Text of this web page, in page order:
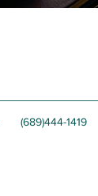
(689)444-1419